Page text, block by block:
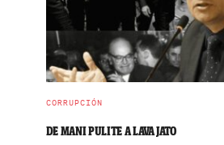
CORRUPCIÓN
DE MANI PULITE A LAVA JATO